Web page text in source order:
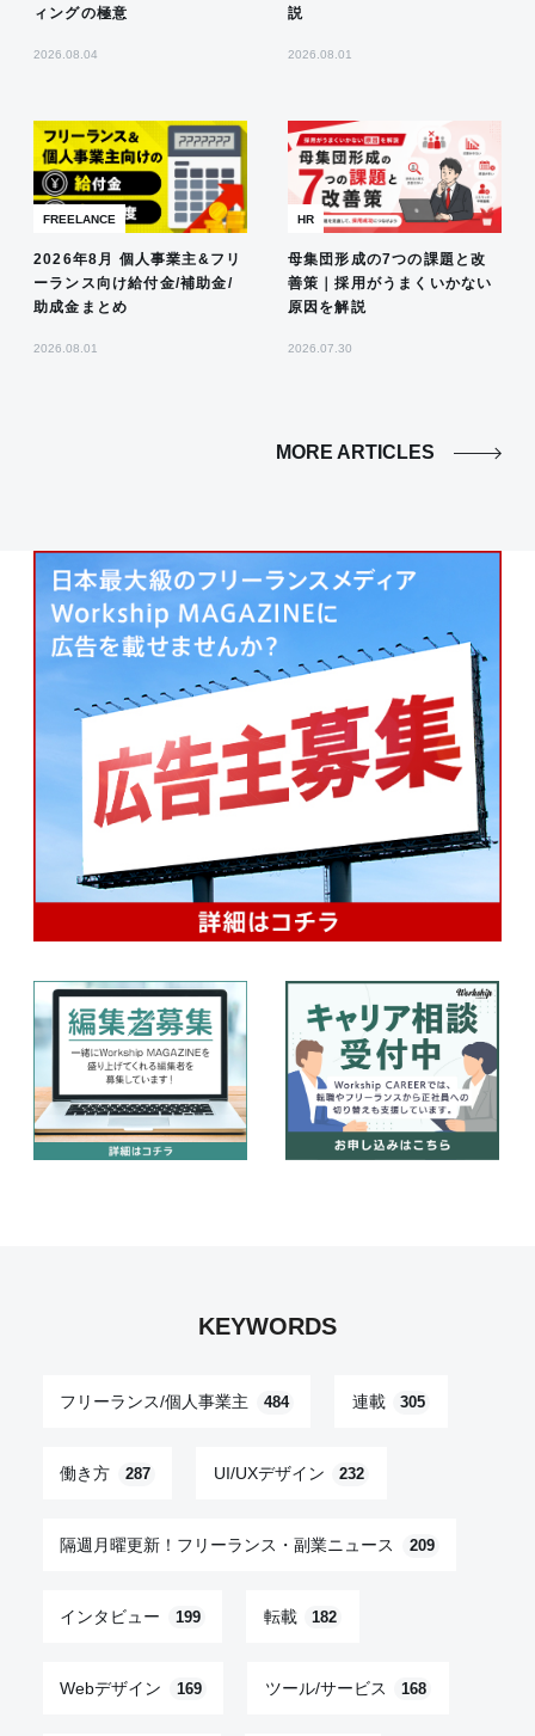
ィングの極意
2026.08.04
説
2026.08.01
FREELANCE
2026年8月 個人事業主&フリ
ーランス向け給付金/補助金/
助成金まとめ
2026.08.01
HR
母集団形成の7つの課題と改
善策｜採用がうまくいかない
原因を解説
2026.07.30
MORE ARTICLES
KEYWORDS
フリーランス/個人事業主 484 連載 305
働き方 287 UI/UXデザイン 232
隔週月曜更新！フリーランス・副業ニュース 209
インタビュー 199 転載 182
Webデザイン 169 ツール/サービス 168